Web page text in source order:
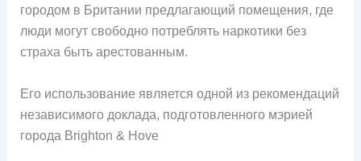
городом в Британии предлагающий помещения, где
люди могут свободно потреблять наркотики без
страха быть арестованным.
Его использование является одной из рекомендаций
независимого доклада, подготовленного мэрией
города Brighton & Hove